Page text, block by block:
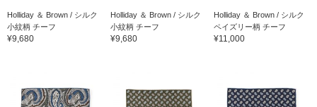
Holliday ＆ Brown / シルク
小紋柄 チーフ
¥9,680
Holliday ＆ Brown / シルク
小紋柄 チーフ
¥9,680
Holliday ＆ Brown / シルク
ペイズリー柄 チーフ
¥11,000